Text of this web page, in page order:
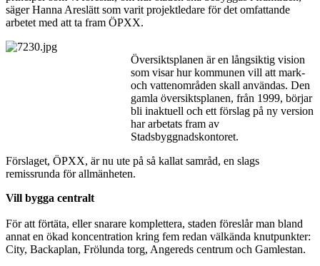
säger Hanna Areslätt som varit projektledare för det omfattande
arbetet med att ta fram ÖPXX.
Översiktsplanen är en långsiktig vision
som visar hur kommunen vill att mark-
och vattenområden skall användas. Den
gamla översiktsplanen, från 1999, börjar
bli inaktuell och ett förslag på ny version
har arbetats fram av
Stadsbyggnadskontoret.
Förslaget, ÖPXX, är nu ute på så kallat samråd, en slags
remissrunda för allmänheten.
Vill bygga centralt
För att förtäta, eller snarare komplettera, staden föreslår man bland
annat en ökad koncentration kring fem redan välkända knutpunkter:
City, Backaplan, Frölunda torg, Angereds centrum och Gamlestan.